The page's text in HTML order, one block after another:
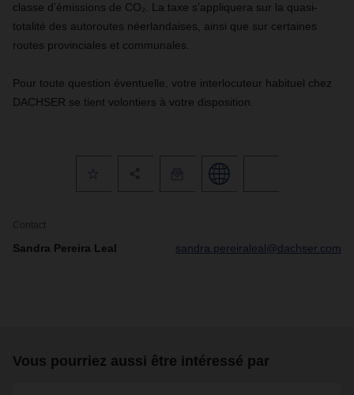
classe d’émissions de CO₂. La taxe s’appliquera sur la quasi-
totalité des autoroutes néerlandaises, ainsi que sur certaines
routes provinciales et communales.
Pour toute question éventuelle, votre interlocuteur habituel chez
DACHSER se tient volontiers à votre disposition.
Contact
Sandra Pereira Leal sandra.pereiraleal@dachser.com
Vous pourriez aussi être intéressé par